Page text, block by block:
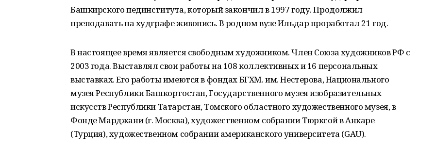
Башкирского пединститута, который закончил в 1997 году. Продолжил
преподавать на худграфе живопись. В родном вузе Ильдар проработал 21 год.
В настоящее время является свободным художником. Член Союза художников РФ с
2003 года. Выставлял свои работы на 108 коллективных и 16 персональных
выставках. Его работы имеются в фондах БГХМ. им. Нестерова, Национального
музея Республики Башкортостан, Государственного музея изобразительных
искусств Республики Татарстан, Томского областного художественного музея, в
Фонде Марджани (г. Москва), художественном собрании Тюрксой в Анкаре
(Турция), художественном собрании американского университета (GAU).